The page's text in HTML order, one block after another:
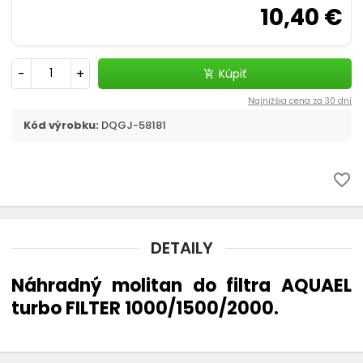
CO2 v akvariu chevron_right
Liečivá a vitamíny
Riasy v akváriu - odstránenie
10,40 €
- + add_shopping_cart Kúpiť
Najnižšia cena za 30 dní
Kód výrobku: DQGJ-58181
favorite_border
DETAILY
Náhradný molitan do filtra AQUAEL
turbo FILTER 1000/1500/2000.